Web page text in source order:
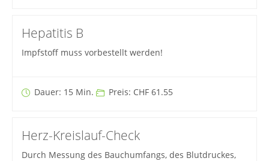
Hepatitis B
Impfstoff muss vorbestellt werden!
Dauer: 15 Min. Preis: CHF 61.55
Herz-Kreislauf-Check
Durch Messung des Bauchumfangs, des Blutdruckes,